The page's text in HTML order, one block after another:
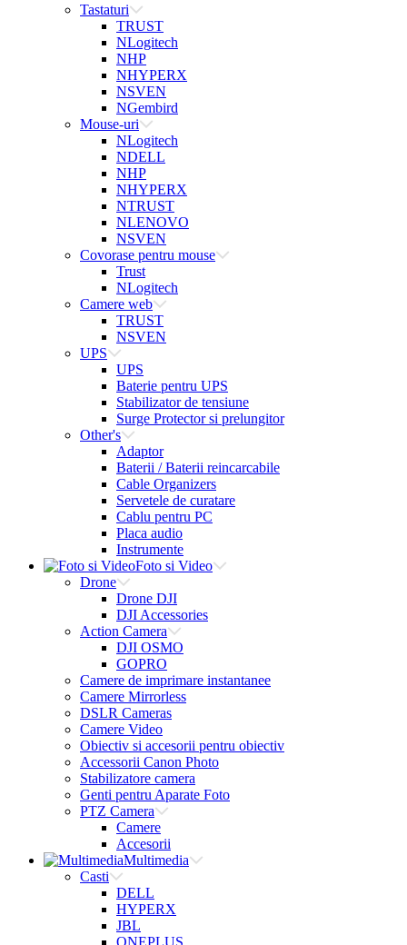
Tastaturi
TRUST
NLogitech
NHP
NHYPERX
NSVEN
NGembird
Mouse-uri
NLogitech
NDELL
NHP
NHYPERX
NTRUST
NLENOVO
NSVEN
Covorase pentru mouse
Trust
NLogitech
Camere web
TRUST
NSVEN
UPS
UPS
Baterie pentru UPS
Stabilizator de tensiune
Surge Protector si prelungitor
Other's
Adaptor
Baterii / Baterii reincarcabile
Cable Organizers
Servetele de curatare
Cablu pentru PC
Placa audio
Instrumente
Foto si Video
Drone
Drone DJI
DJI Accessories
Action Camera
DJI OSMO
GOPRO
Camere de imprimare instantanee
Camere Mirrorless
DSLR Cameras
Camere Video
Obiectiv si accesorii pentru obiectiv
Accessorii Canon Photo
Stabilizatore camera
Genti pentru Aparate Foto
PTZ Camera
Camere
Accesorii
Multimedia
Casti
DELL
HYPERX
JBL
ONEPLUS